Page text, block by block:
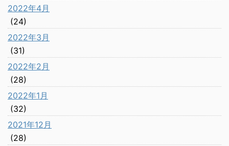
2022年4月
(24)
2022年3月
(31)
2022年2月
(28)
2022年1月
(32)
2021年12月
(28)